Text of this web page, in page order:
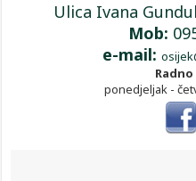
Ulica Ivana
Mob:
e-mail:
ponedjeljak -